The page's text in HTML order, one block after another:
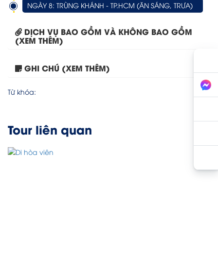
NGÀY 8: TRÙNG KHÁNH - TP.HCM (ĂN SÁNG, TRƯA)
DỊCH VỤ BAO GỒM VÀ KHÔNG BAO GỒM
(XEM THÊM)
GHI CHÚ (XEM THÊM)
Từ khóa:
Tour liên quan
Tour Bắc Kinh 4 ngày...